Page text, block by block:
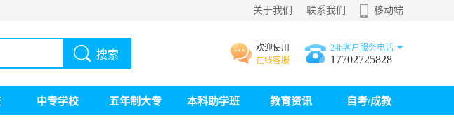
关于我们 联系我们 移动端
搜索
欢迎使用
在线客服
24h客户服务电话
17702725828
中专学校 五年制大专 本科助学班 教育资讯 自考/成教